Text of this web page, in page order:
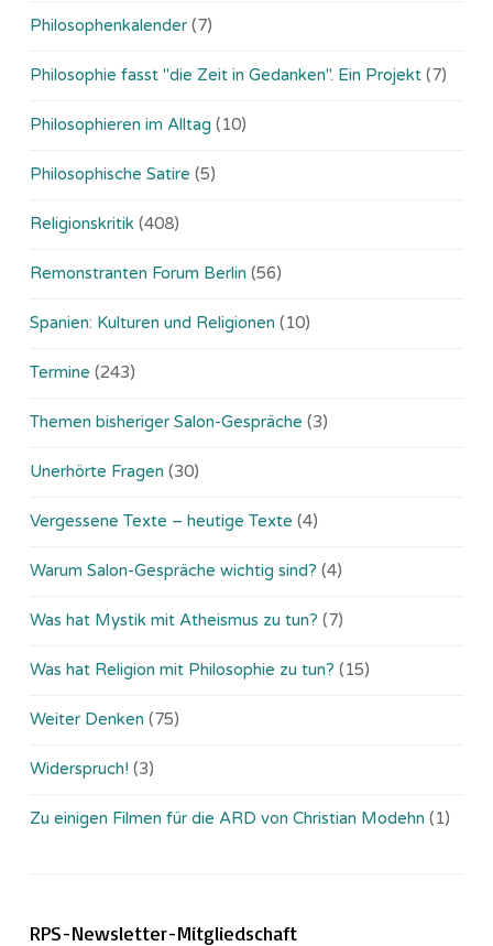
Philosophenkalender (7)
Philosophie fasst "die Zeit in Gedanken". Ein Projekt (7)
Philosophieren im Alltag (10)
Philosophische Satire (5)
Religionskritik (408)
Remonstranten Forum Berlin (56)
Spanien: Kulturen und Religionen (10)
Termine (243)
Themen bisheriger Salon-Gespräche (3)
Unerhörte Fragen (30)
Vergessene Texte – heutige Texte (4)
Warum Salon-Gespräche wichtig sind? (4)
Was hat Mystik mit Atheismus zu tun? (7)
Was hat Religion mit Philosophie zu tun? (15)
Weiter Denken (75)
Widerspruch! (3)
Zu einigen Filmen für die ARD von Christian Modehn (1)
RPS-Newsletter-Mitgliedschaft